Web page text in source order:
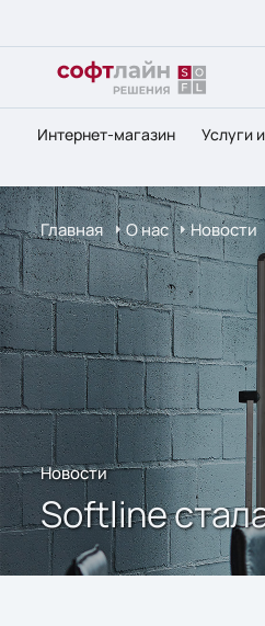
Интернет-магазин Услуги
Главная О нас Новости
Новости
Softline